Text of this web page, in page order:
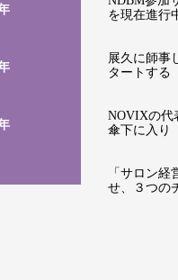
を現在進行
展久に師事
タートする
NOVIXの代
傘下に入り
「サロン
せ、３つの